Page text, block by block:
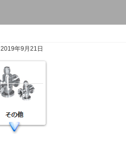
2019年9月21日